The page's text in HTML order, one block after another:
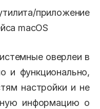
приложение
macOS
оверлеи в
и функционально,
настройки и не
информацию о